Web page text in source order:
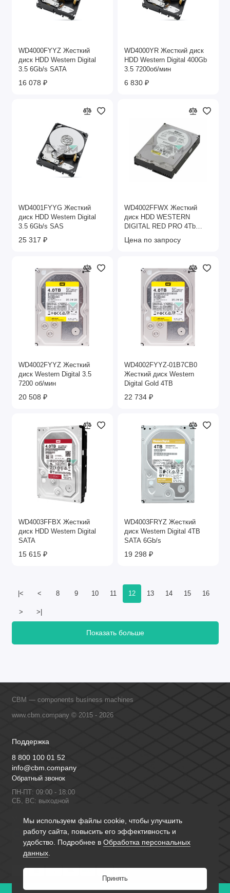
0
WD4000FYYZ Жесткий
диск HDD Western Digital
3.5 6Gb/s SATA
16 078 ₽
WD4000YR Жесткий диск
HDD Western Digital 400Gb
3.5 7200об/мин
6 830 ₽
WD4001FYYG Жесткий
диск HDD Western Digital
3.5 6Gb/s SAS
25 317 ₽
WD4002FFWX Жесткий
диск HDD WESTERN
DIGITAL RED PRO 4Tb
7200 128Mb 3.5 SATA
Цена по запросу
WD4002FYYZ Жесткий
диск Western Digital 3.5
7200 об/мин
20 508 ₽
WD4002FYYZ-01B7CB0
Жесткий диск Western
Digital Gold 4TB
22 734 ₽
WD4003FFBX Жесткий
диск HDD Western Digital
SATA
15 615 ₽
WD4003FRYZ Жесткий
диск Western Digital 4TB
SATA 6Gb/s
19 298 ₽
|< < 8 9 10 11 12 13 14 15 16
> >|
Показать больше
Мы используем файлы cookie, чтобы улучшить
работу сайта, повысить его эффективность и
удобство. Подробнее в Обработка персональных
данных
Принять
CBM — components business machines
www.cbm.company © 2015 - 2026
Поддержка
8 800 100 01 52
info@cbm.company
Обратный звонок
ПН-ПТ: 09:00 - 18:00
СБ, ВС: выходной
Мы в сети